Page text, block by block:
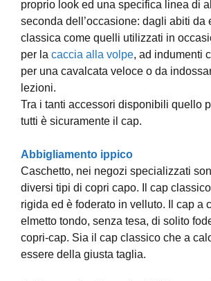
proprio look ed una specifica linea di
seconda dell’occasione: dagli abiti da
classica come quelli utilizzati in
per la caccia alla volpe, ad indumenti
per una cavalcata veloce o da
lezioni.
Tra i tanti accessori disponibili quello
tutti è sicuramente il cap.
Abbigliamento ippico
Caschetto, nei negozi specializzati
diversi tipi di copri capo. Il cap
rigida ed è foderato in velluto. Il cap a
elmetto tondo, senza tesa, di solito
copri-cap. Sia il cap classico che a
essere della giusta taglia.